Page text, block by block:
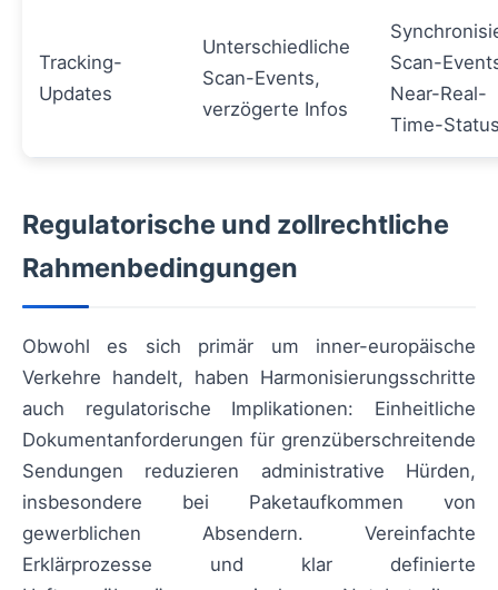
Tracking-
Updates
Unterschiedliche
Scan-Events,
verzögerte Infos
Scan-
Near-Real-
Time-
Regulatorische und zollrechtliche
Rahmenbedingungen
Obwohl es sich primär um inner-europäische
Verkehre handelt, haben Harmonisierungsschritte
auch regulatorische Implikationen: Einheitliche
Dokumentanforderungen für grenzüberschreitende
Sendungen reduzieren administrative Hürden,
insbesondere bei Paketaufkommen von
gewerblichen Absendern. Vereinfachte
Erklärprozesse und klar definierte